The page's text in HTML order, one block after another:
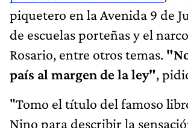
piquetero en la Avenida 9 de
de escuelas porteñas y el
Rosario, entre otros temas.
país al margen de la ley",
"Tomo el título del famoso
Nino para describir la